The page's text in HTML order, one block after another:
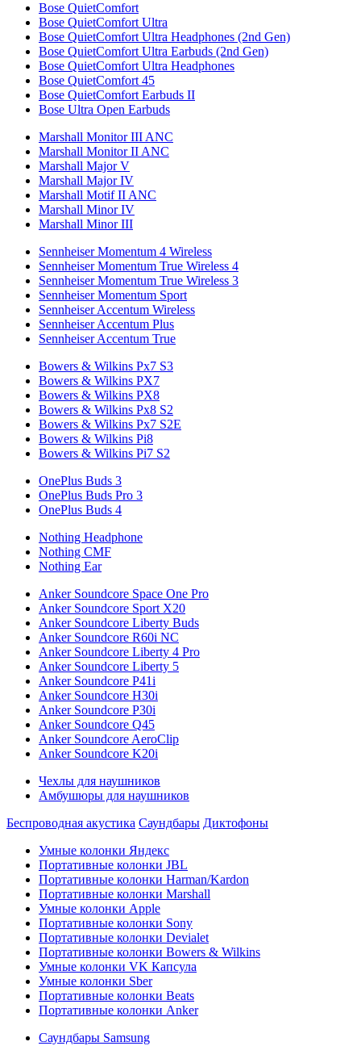
Bose QuietComfort
Bose QuietComfort Ultra
Bose QuietComfort Ultra Headphones (2nd Gen)
Bose QuietComfort Ultra Earbuds (2nd Gen)
Bose QuietComfort Ultra Headphones
Bose QuietComfort 45
Bose QuietComfort Earbuds II
Bose Ultra Open Earbuds
Marshall Monitor III ANC
Marshall Monitor II ANC
Marshall Major V
Marshall Major IV
Marshall Motif II ANC
Marshall Minor IV
Marshall Minor III
Sennheiser Momentum 4 Wireless
Sennheiser Momentum True Wireless 4
Sennheiser Momentum True Wireless 3
Sennheiser Momentum Sport
Sennheiser Accentum Wireless
Sennheiser Accentum Plus
Sennheiser Accentum True
Bowers & Wilkins Px7 S3
Bowers & Wilkins PX7
Bowers & Wilkins PX8
Bowers & Wilkins Px8 S2
Bowers & Wilkins Px7 S2E
Bowers & Wilkins Pi8
Bowers & Wilkins Pi7 S2
OnePlus Buds 3
OnePlus Buds Pro 3
OnePlus Buds 4
Nothing Headphone
Nothing CMF
Nothing Ear
Anker Soundcore Space One Pro
Anker Soundcore Sport X20
Anker Soundcore Liberty Buds
Anker Soundcore R60i NC
Anker Soundcore Liberty 4 Pro
Anker Soundcore Liberty 5
Anker Soundcore P41i
Anker Soundcore H30i
Anker Soundcore P30i
Anker Soundcore Q45
Anker Soundcore AeroClip
Anker Soundcore K20i
Чехлы для наушников
Амбушюры для наушников
Беспроводная акустика Саундбары Диктофоны
Умные колонки Яндекс
Портативные колонки JBL
Портативные колонки Harman/Kardon
Портативные колонки Marshall
Умные колонки Apple
Портативные колонки Sony
Портативные колонки Devialet
Портативные колонки Bowers & Wilkins
Умные колонки VK Капсула
Умные колонки Sber
Портативные колонки Beats
Портативные колонки Anker
Саундбары Samsung